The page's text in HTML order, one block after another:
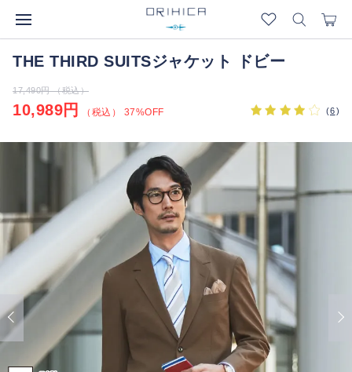
THE THIRD SUITSジャケット ドビー
17,490円 （税込）
10,989円 （税込） 37%OFF (6)